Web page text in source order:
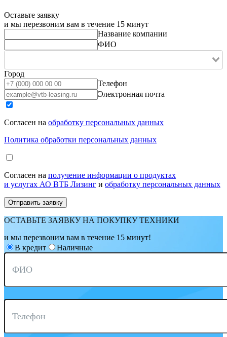
Оставьте заявку
и мы перезвоним вам в течение 15 минут
Название компании
ФИО
Город
Телефон
Электронная почта
Согласен на обработку персональных данных
Политика обработки персональных данных
Согласен на получение информации о продуктах
и услугах АО ВТБ Лизинг и обработку персональных данных
ОСТАВЬТЕ ЗАЯВКУ НА ПОКУПКУ ТЕХНИКИ
и мы перезвоним вам в течение 15 минут!
В кредит
Наличные
ФИО
Телефон